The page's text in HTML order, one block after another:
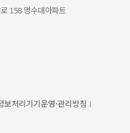
158 명수대아파트
보처리기기운영·관리방침